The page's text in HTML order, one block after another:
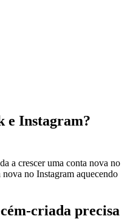
e Instagram?
a crescer uma conta nova no
no Instagram aquecendo
criada precisa